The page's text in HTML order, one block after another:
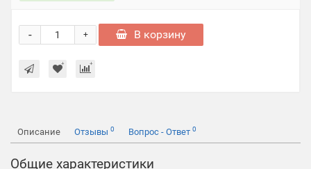
+
- В корзину
Описание Отзывы 0 Вопрос - Ответ 0
Общие характеристики